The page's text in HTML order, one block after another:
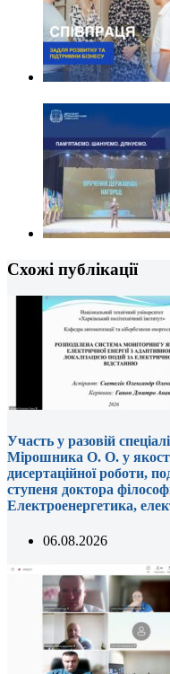
Схожі публікації
Участь у разовій
Мірошника О. О. у
дисертаційної роботи,
ступеня доктора
Електроенергетика,
06.08.2026